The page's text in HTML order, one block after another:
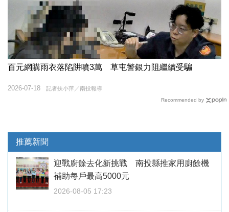
百元網購雨衣落陷阱噴3萬 草屯警銀力阻繼續受騙
記者扶小萍／南投報導
2026-07-18
Recommended by
推薦新聞
迎戰廚餘去化新挑戰 南投縣推家用廚餘機
補助每戶最高5000元
2026-08-05 17:23